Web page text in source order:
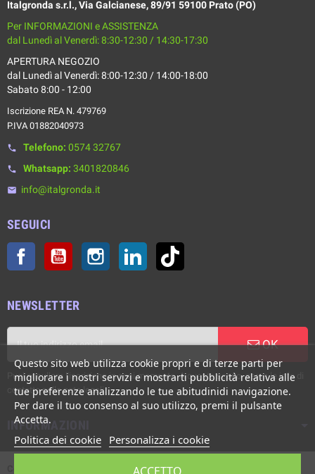
Italgronda s.r.l., Via Galcianese, 89/91 59100 Prato (PO)
Per INFORMAZIONI e ASSISTENZA
dal Lunedì al Venerdì: 8:30-12:30 / 14:30-17:30
APERTURA NEGOZIO
dal Lunedì al Venerdì: 8:00-12:30 / 14:00-18:00
Sabato 8:00 - 12:00
Iscrizione REA N. 479769
P.IVA 01882040973
phone Telefono: 0574 32767
phone Whatsapp: 3401820846
email info@italgronda.it
SEGUICI
Facebook YouTube Instagram LinkedIn
NEWSLETTER
OK
Puoi annullare l'iscrizione in ogni momento. A questo scopo, cerca le info di
contatto nelle note legali.
INFORMAZIONI
Questo sito web utilizza cookie propri e di terze parti per
migliorare i nostri servizi e mostrarti pubblicità relativa alle
tue preferenze analizzando le tue abitudinidi navigazione.
Per dare il tuo consenso al suo utilizzo, premi il pulsante
Accetta.
Politica dei cookie Personalizza i cookie
Copyright © Italgronda s.r.l. 2002/2026. Tutti i diritti sono riservati. E'